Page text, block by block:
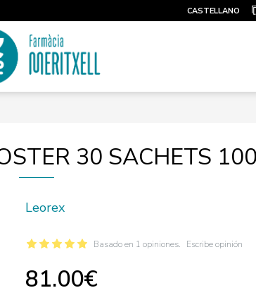
CASTELLANO
30 SACHETS
Leorex
Basado en 1 opiniones. Escribe opinión
81.00€